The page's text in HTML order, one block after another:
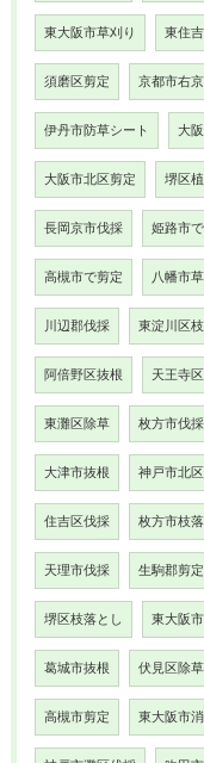
東大阪市草刈り 東住
須磨区剪定 京都市右
伊丹市防草シート 大
大阪市北区剪定 堺区
長岡京市伐採 姫路市
高槻市で剪定 八幡市
川辺郡伐採 東淀川区
阿倍野区抜根 天王寺
東灘区除草 枚方市伐採
大津市抜根 神戸市北
住吉区伐採 枚方市枝
天理市伐採 生駒郡剪定
堺区枝落とし 東大阪
葛城市抜根 伏見区除草
高槻市剪定 東大阪市